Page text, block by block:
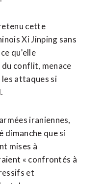
cette
Xi Jinping sans
qu’elle
conflit, menace
attaques si
iraniennes,
dimanche que si
mises à
« confrontés à
et